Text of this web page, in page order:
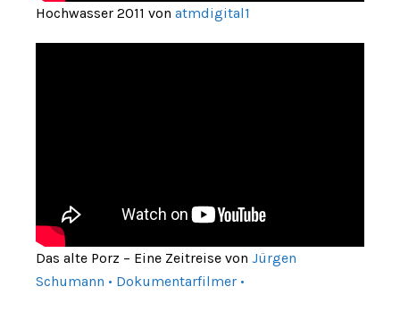
Hochwasser 2011 von atmdigital1
Das alte Porz – Eine Zeitreise von Jürgen
Schumann • Dokumentarfilmer •